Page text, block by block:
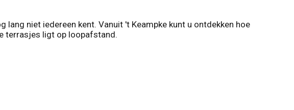
niet iedereen kent. Vanuit 't Keampke kunt u ontdekken hoe
terrasjes ligt op loopafstand.